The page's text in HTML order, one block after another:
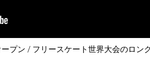
プン / フリースケート世界大会のロン